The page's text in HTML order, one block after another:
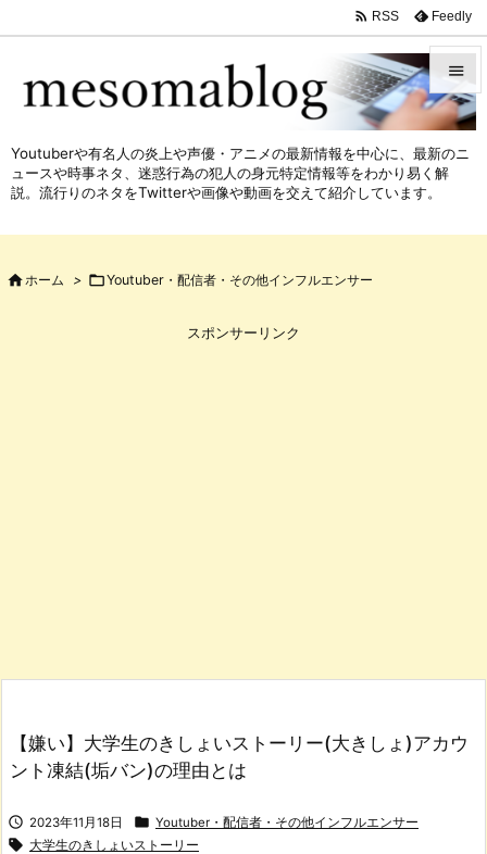



 RSS Feedly
Youtuberや有名人の炎上や声優・アニメの最新情報を中心に、最新のニ
ュースや時事ネタ、迷惑行為の犯人の身元特定情報等をわかり易く解
説。流行りのネタをTwitterや画像や動画を交えて紹介しています。
 ホーム > Youtuber・配信者・その他インフルエンサー
スポンサーリンク
【嫌い】大学生のきしょいストーリー(大きしょ)アカウ
ント凍結(垢バン)の理由とは
 2023年11月18日  Youtuber・配信者・その他インフルエンサー
 大学生のきしょいストーリー